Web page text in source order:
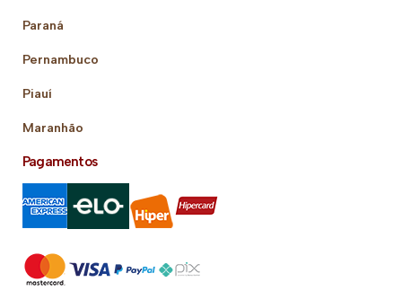
Paraná
Pernambuco
Piauí
Maranhão
Pagamentos